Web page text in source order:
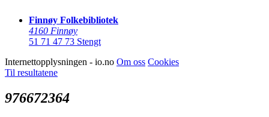
Finnøy Folkebibliotek
4160 Finnøy
51 71 47 73 Stengt
Internettopplysningen - io.no Om oss Cookies
Til resultatene
976672364